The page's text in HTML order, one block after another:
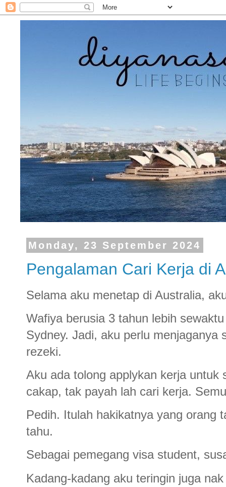
Monday, 23 September 2024
Pengalaman Cari Kerja di
Selama aku menetap di Australia,
Wafiya berusia 3 tahun lebih
Sydney. Jadi, aku perlu menjaganya
rezeki.
Aku ada tolong applykan kerja
cakap, tak payah lah cari kerja.
Pedih. Itulah hakikatnya yang orang
tahu.
Sebagai pemegang visa student,
Kadang-kadang aku teringin juga